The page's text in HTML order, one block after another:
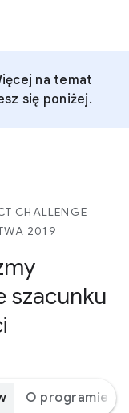
na temat
się poniżej.
CHALLENGE
2019
szacunku
O programie